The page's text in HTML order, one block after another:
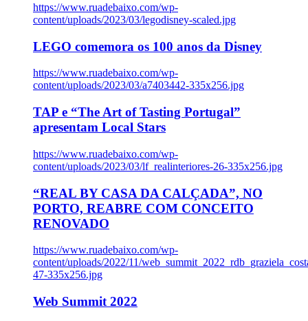
https://www.ruadebaixo.com/wp-
content/uploads/2023/03/legodisney-scaled.jpg
LEGO comemora os 100 anos da Disney
https://www.ruadebaixo.com/wp-
content/uploads/2023/03/a7403442-335x256.jpg
TAP e “The Art of Tasting Portugal”
apresentam Local Stars
https://www.ruadebaixo.com/wp-
content/uploads/2023/03/lf_realinteriores-26-335x256.jpg
“REAL BY CASA DA CALÇADA”, NO
PORTO, REABRE COM CONCEITO
RENOVADO
https://www.ruadebaixo.com/wp-
content/uploads/2022/11/
47-335x256.jpg
Web Summit 2022